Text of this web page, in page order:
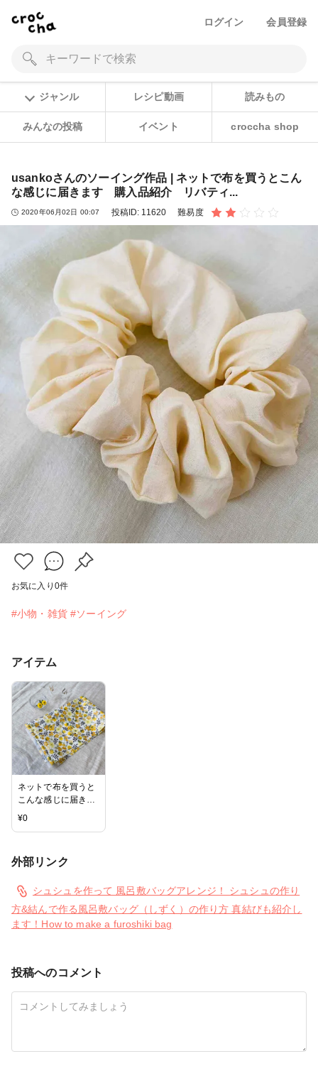
ログイン 会員登録
ジャンル レシピ動画 読みもの
みんなの投稿 イベント croccha shop
usankoさんのソーイング作品 | ネットで布を買うとこん
な感じに届きます 購入品紹介 リバティ...
2020年06月02日 00:07 投稿ID: 11620 難易度
お気に入り 0件
#小物・雑貨 #ソーイング
アイテム
ネットで布を買うと
こんな感じに届きま
す 購入品紹介 リ
online shop.
¥0
外部リンク
シュシュを作って 風呂敷バッグアレンジ！ シュシュの作り
方&結んで作る風呂敷バッグ（しずく）の作り方 真結びも紹介し
ます！How to make a furoshiki bag
投稿へのコメント